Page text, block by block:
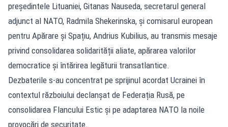
președintele Lituaniei, Gitanas Nauseda, secretarul general
adjunct al NATO, Radmila Shekerinska, și comisarul european
pentru Apărare și Spațiu, Andrius Kubilius, au transmis mesaje
privind consolidarea solidarității aliate, apărarea valorilor
democratice și întărirea legăturii transatlantice.
Dezbaterile s-au concentrat pe sprijinul acordat Ucrainei în
contextul războiului declanșat de Federația Rusă, pe
consolidarea Flancului Estic și pe adaptarea NATO la noile
provocări de securitate.